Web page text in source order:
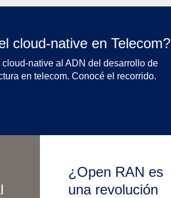
cloud-native en Telecom?
native al ADN del desarrollo de
en telecom. Conocé el recorrido.
¿Open RAN es
una revolución